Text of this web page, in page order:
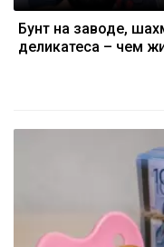
Бунт на заводе,
деликатеса – чем